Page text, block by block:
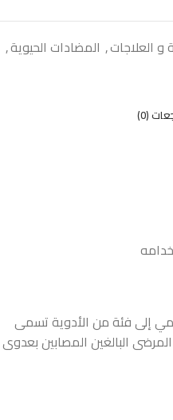
و العلاجات, المضادات الحيوية,
(0)
إلى فئة من الأدوية تسمى
البالغين المصابين بعدوى